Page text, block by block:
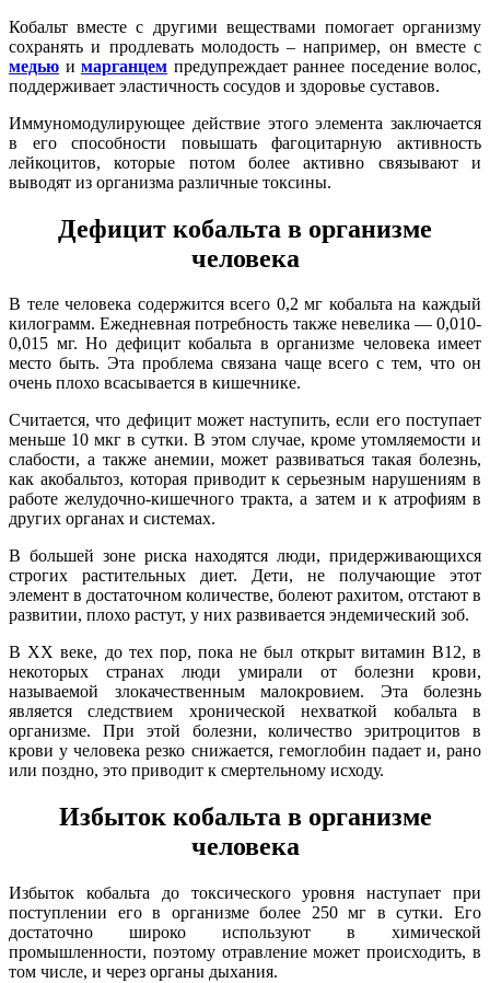
Кобальт вместе с другими веществами помогает организму
сохранять и продлевать молодость – например, он вместе с
медью и марганцем предупреждает раннее поседение волос,
поддерживает эластичность сосудов и здоровье суставов.
Иммуномодулирующее действие этого элемента заключается
в его способности повышать фагоцитарную активность
лейкоцитов, которые потом более активно связывают и
выводят из организма различные токсины.
Дефицит кобальта в организме
человека
В теле человека содержится всего 0,2 мг кобальта на каждый
килограмм. Ежедневная потребность также невелика — 0,010-
0,015 мг. Но дефицит кобальта в организме человека имеет
место быть. Эта проблема связана чаще всего с тем, что он
очень плохо всасывается в кишечнике.
Считается, что дефицит может наступить, если его поступает
меньше 10 мкг в сутки. В этом случае, кроме утомляемости и
слабости, а также анемии, может развиваться такая болезнь,
как акобальтоз, которая приводит к серьезным нарушениям в
работе желудочно-кишечного тракта, а затем и к атрофиям в
других органах и системах.
В большей зоне риска находятся люди, придерживающихся
строгих растительных диет. Дети, не получающие этот
элемент в достаточном количестве, болеют рахитом, отстают в
развитии, плохо растут, у них развивается эндемический зоб.
В XX веке, до тех пор, пока не был открыт витамин В12, в
некоторых странах люди умирали от болезни крови,
называемой злокачественным малокровием. Эта болезнь
является следствием хронической нехваткой кобальта в
организме. При этой болезни, количество эритроцитов в
крови у человека резко снижается, гемоглобин падает и, рано
или поздно, это приводит к смертельному исходу.
Избыток кобальта в организме
человека
Избыток кобальта до токсического уровня наступает при
поступлении его в организме более 250 мг в сутки. Его
достаточно широко используют в химической
промышленности, поэтому отравление может происходить, в
том числе, и через органы дыхания.